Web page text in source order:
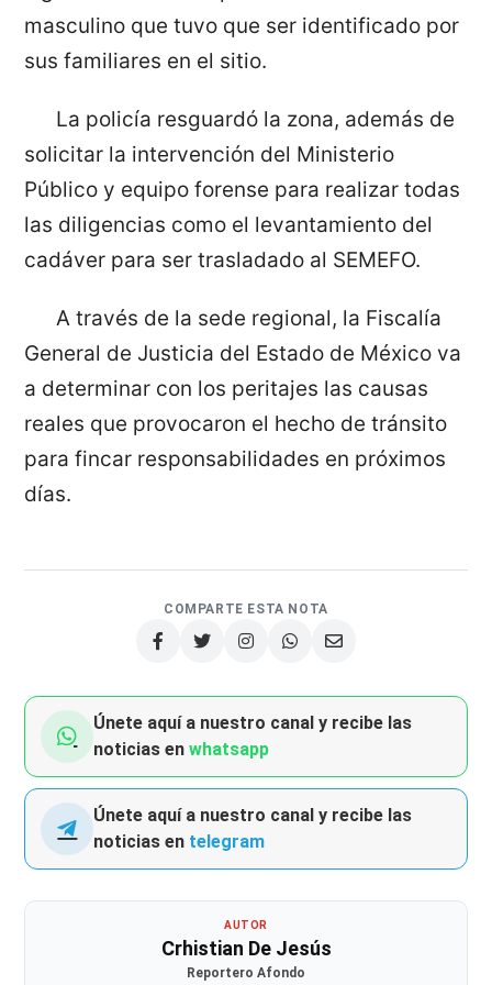
masculino que tuvo que ser identificado por
sus familiares en el sitio.
La policía resguardó la zona, además de
solicitar la intervención del Ministerio
Público y equipo forense para realizar todas
las diligencias como el levantamiento del
cadáver para ser trasladado al SEMEFO.
A través de la sede regional, la Fiscalía
General de Justicia del Estado de México va
a determinar con los peritajes las causas
reales que provocaron el hecho de tránsito
para fincar responsabilidades en próximos
días.
COMPARTE ESTA NOTA
Únete aquí a nuestro canal y recibe las
noticias enwhatsapp
Únete aquí a nuestro canal y recibe las
noticias en telegram
AUTOR
Crhistian De Jesús
Reportero Afondo